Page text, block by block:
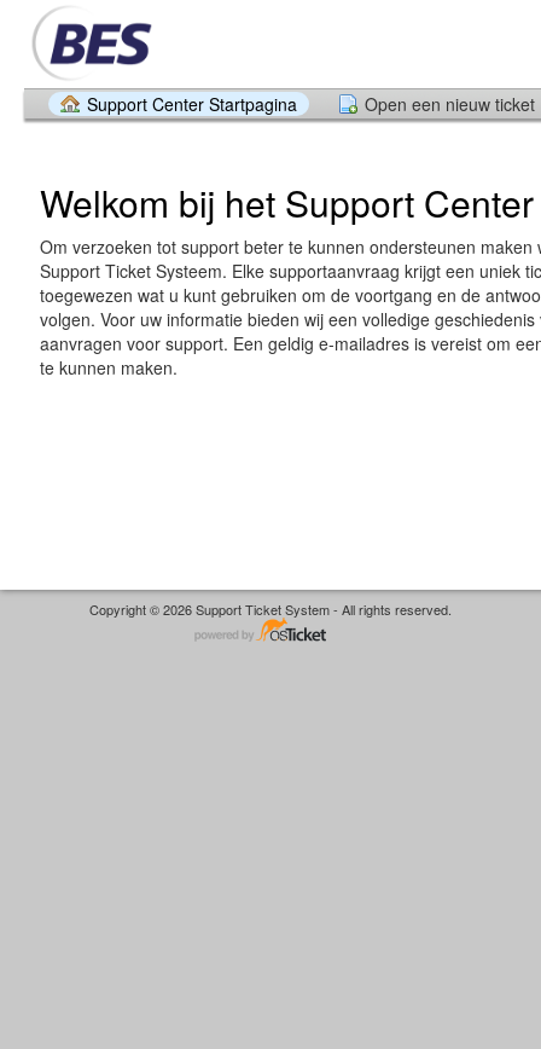
Support Center Startpagina Open een nieuw ticket
Welkom bij het Support Center
Om verzoeken tot support beter te kunnen ondersteunen maken
Support Ticket Systeem. Elke supportaanvraag krijgt een uniek
toegewezen wat u kunt gebruiken om de voortgang en de
volgen. Voor uw informatie bieden wij een volledige geschiedenis
aanvragen voor support. Een geldig e-mailadres is vereist om
te kunnen maken.
Copyright © 2026 Support Ticket System - All rights reserved.